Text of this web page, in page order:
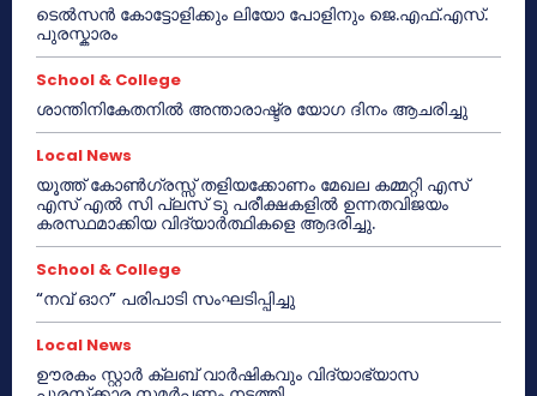
ടെൽസൻ കോട്ടോളിക്കും ലിയോ പോളിനും ജെ.എഫ്.എസ്.
പുരസ്കാരം
School & College
ശാന്തിനികേതനിൽ അന്താരാഷ്ട്ര യോഗ ദിനം ആചരിച്ചു
Local News
യൂത്ത് കോൺഗ്രസ്സ് തളിയക്കോണം മേഖല കമ്മറ്റി എസ്
എസ് എൽ സി പ്ലസ് ടു പരീക്ഷകളിൽ ഉന്നതവിജയം
കരസ്ഥമാക്കിയ വിദ്യാർത്ഥികളെ ആദരിച്ചു.
School & College
“നവ് ഓറ” പരിപാടി സംഘടിപ്പിച്ചു
Local News
ഊരകം സ്റ്റാർ ക്ലബ് വാർഷികവും വിദ്യാഭ്യാസ